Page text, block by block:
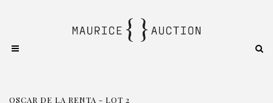
OSCAR DE LA RENTA - LOT 2